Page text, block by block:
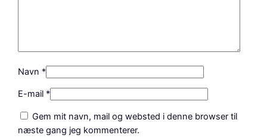
Navn *
E-mail *
Gem mit navn, mail og websted i denne browser til
næste gang jeg kommenterer.